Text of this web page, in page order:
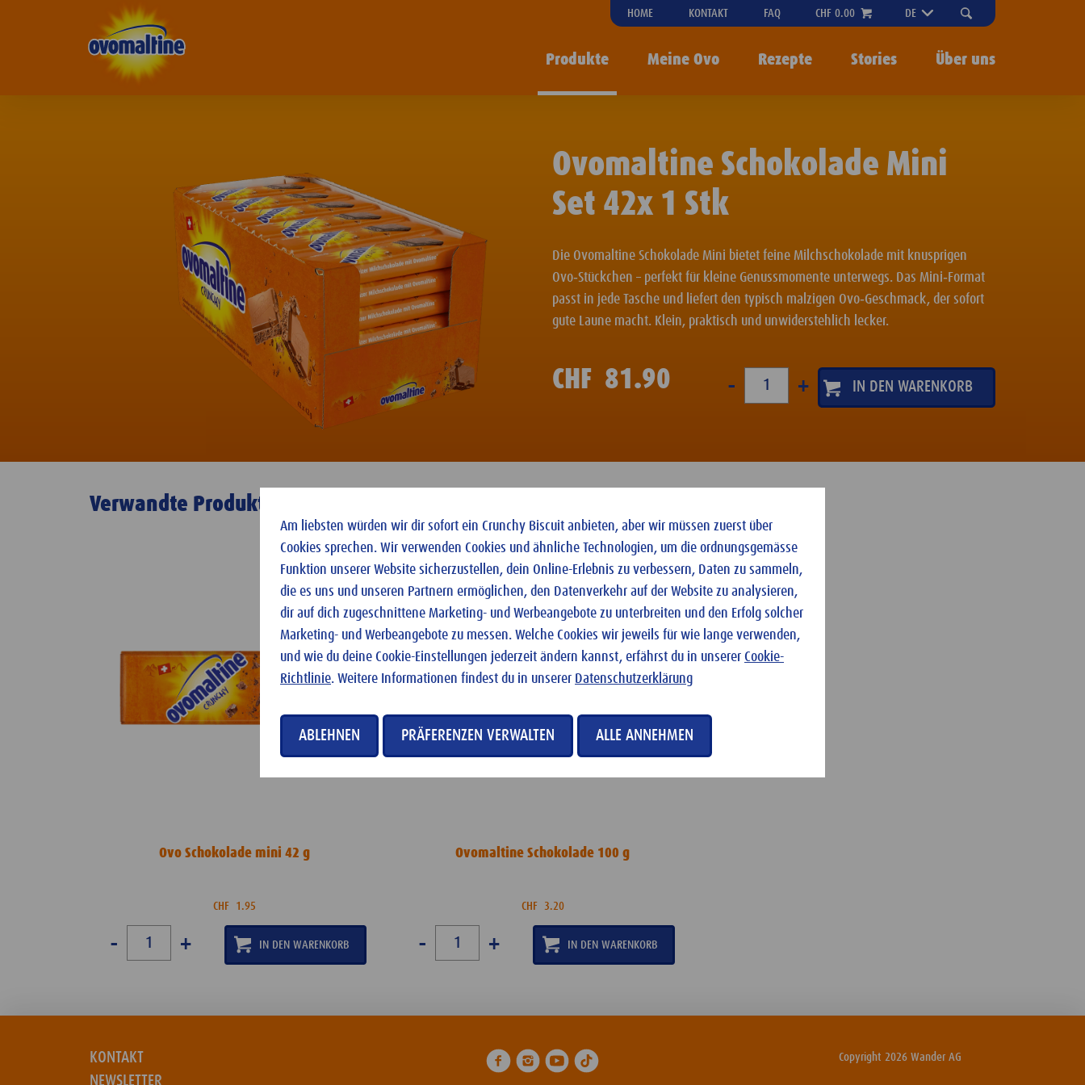
HOME KONTAKT FAQ CHF 0.00 DE
"OPEN
SEARCH-
MENU
Produkte Meine Ovo Rezepte Stories Über uns
Ovomaltine Schokolade Mini
Set 42x 1 Stk
Die Ovomaltine Schokolade Mini bietet feine Milchschokolade mit knusprigen
Ovo‑Stückchen – perfekt für kleine Genussmomente unterwegs. Das Mini‑Format
passt in jede Tasche und liefert den typisch malzigen Ovo‑Geschmack, der sofort
gute Laune macht. Klein, praktisch und unwiderstehlich lecker.
CHF 81.90 - +
Verwandte Produkte
Ovo Schokolade mini 42 g
CHF 1.95
- +
Personalisierbar
Ovomaltine Schokolade 100 g
CHF 3.20
- +
KONTAKT
NEWSLETTER
Copyright 2026 Wander AG
Am liebsten würden wir dir sofort ein Crunchy Biscuit anbieten, aber wir müssen zuerst über
Cookies sprechen. Wir verwenden Cookies und ähnliche Technologien, um die ordnungsgemässe
Funktion unserer Website sicherzustellen, dein Online-Erlebnis zu verbessern, Daten zu sammeln,
die es uns und unseren Partnern ermöglichen, den Datenverkehr auf der Website zu analysieren,
dir auf dich zugeschnittene Marketing- und Werbeangebote zu unterbreiten und den Erfolg solcher
Marketing- und Werbeangebote zu messen. Welche Cookies wir jeweils für wie lange verwenden,
und wie du deine Cookie-Einstellungen jederzeit ändern kannst, erfährst du in unserer Cookie-
Richtlinie. Weitere Informationen findest du in unserer Datenschutzerklärung
ABLEHNEN PRÄFERENZEN VERWALTEN ALLE ANNEHMEN